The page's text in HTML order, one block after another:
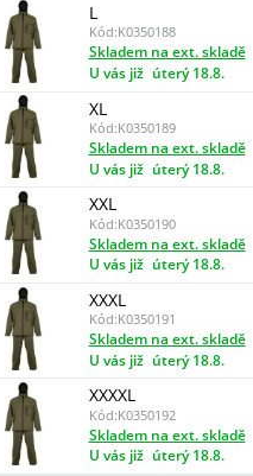
L
Kód:K0350188
Skladem na ext. skladě
U vás již úterý 18.8.
XL
Kód:K0350189
Skladem na ext. skladě
U vás již úterý 18.8.
XXL
Kód:K0350190
Skladem na ext. skladě
U vás již úterý 18.8.
XXXL
Kód:K0350191
Skladem na ext. skladě
U vás již úterý 18.8.
XXXXL
Kód:K0350192
Skladem na ext. skladě
U vás již úterý 18.8.